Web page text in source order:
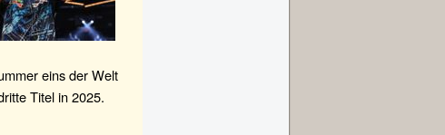
eins der Welt
Titel in 2025.